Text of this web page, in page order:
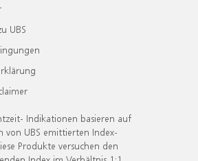
UBS
Indikationen basieren auf
von UBS emittierten Index-
Produkte versuchen den